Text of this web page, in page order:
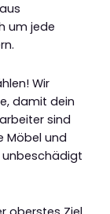
um jede
Wir
damit dein
sind
Möbel und
unbeschädigt